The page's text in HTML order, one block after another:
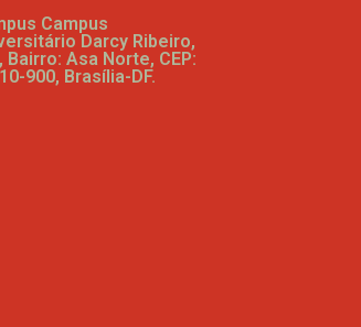
Tavares
Campus
Darcy Ribeiro,
Bairro: Asa Norte, CEP:
900, Brasília-DF.